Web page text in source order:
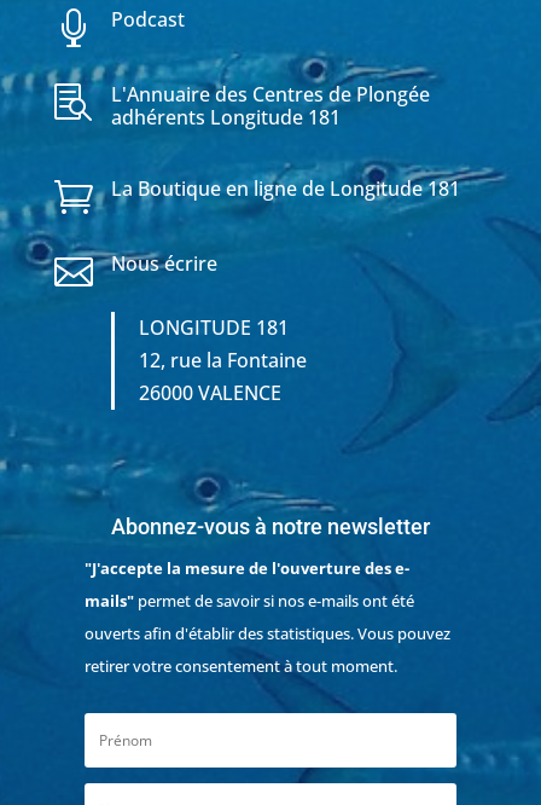
 Podcast

L'Annuaire des Centres de Plongée
adhérents Longitude 181
 La Boutique en ligne de Longitude 181
 Nous écrire
LONGITUDE 181
12, rue la Fontaine
26000 VALENCE
Abonnez-vous à notre newsletter
"J'accepte la mesure de l'ouverture des e-
mails"permet de savoir si nos e-mails ont été
ouverts afin d'établir des statistiques. Vous pouvez
retirer votre consentement à tout moment.